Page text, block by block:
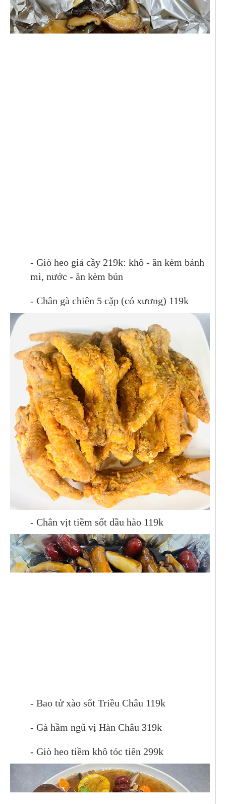
- Giò heo giả cầy 219k: khô - ăn kèm bánh
mì, nước - ăn kèm bún
- Chân gà chiên 5 cặp (có xương) 119k
- Chân vịt tiềm sốt dầu hào 119k
- Bao tử xào sốt Triều Châu 119k
- Gà hầm ngũ vị Hàn Châu 319k
- Giò heo tiềm khô tóc tiên 299k